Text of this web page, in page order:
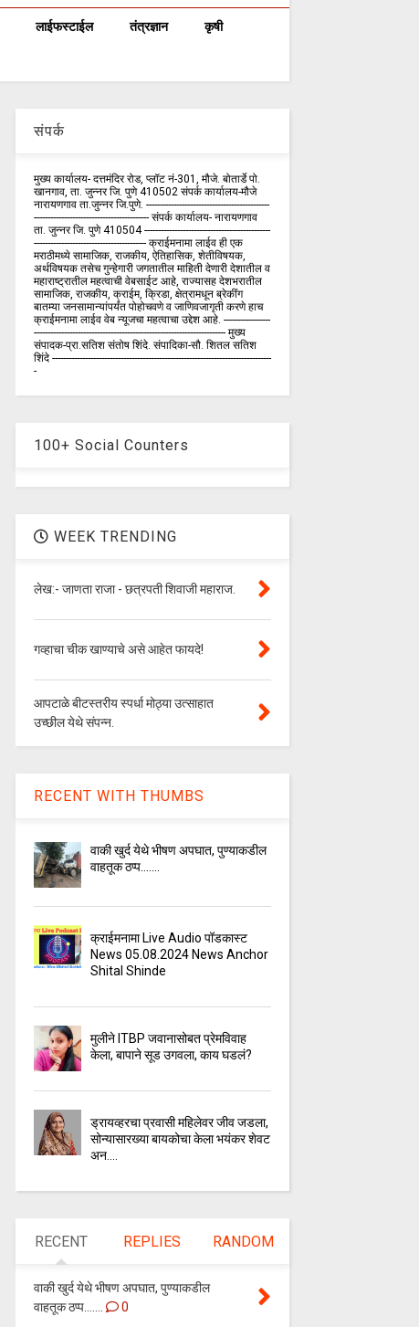
लाईफस्टाईल तंत्रज्ञान कृषी
संपर्क
मुख्य कार्यालय- दत्तमंदिर रोड, प्लॉट नं-301, मौजे. बोतार्डे पो.
खानगाव, ता. जुन्नर जि. पुणे 410502 संपर्क कार्य‍ालय-मौजे
नारायणगाव ता.जुन्नर जि.पुणे. ---------------------------------------------
------------------------------------------ संपर्क कार्यालय- नारायणगाव
ता. जुन्नर जि. पुणे 410504 ----------------------------------------------
----------------------------------------- क्राईमनामा लाईव ही एक
मराठीमध्ये सामाजिक, राजकीय, ऐतिहासिक, शेतीविषयक,
अर्थविषयक तसेच गुन्हेगारी जगतातील माहिती देणारी देशातील व
महाराष्ट्रातील महत्वाची वेबसाईट आहे, राज्यासह देशभरातील
सामाजिक, राजकीय, क्राईम, क्रिडा, क्षेत्रामधून ब्रेकींग
बातम्या जनसामान्यांपर्यंत पोहोचवणे व जाणिवजागृती करणे हाच
क्राईमनामा लाईव वेब न्यूजचा महत्वाचा उद्देश आहे. -----------------
---------------------------------------------------------------------- मुख्य
संपादक-प्रा.सतिश संतोष शिंदे. संपादिका-सौ. शितल सतिश
शिंदे --------------------------------------------------------------------------------
-
100+ Social Counters
WEEK TRENDING
लेख:- जाणता राजा - छत्रपती शिवाजी महाराज.
गव्हाचा चीक खाण्याचे असे आहेत फायदे!
आपटाळे बीटस्तरीय स्पर्धा मोठ्या उत्साहात
उच्छील येथे संपन्न.
RECENT WITH THUMBS
वाकी खुर्द येथे भीषण अपघात, पुण्याकडील
वाहतूक ठप्प.......
क्राईमनामा Live Audio पॉडकास्ट
News 05.08.2024 News Anchor
Shital Shinde
मुलीने ITBP जवानासोबत प्रेमविवाह
केला, बापाने सूड उगवला, काय घडलं?
ड्रायव्हरचा प्रवासी महिलेवर जीव जडला,
सोन्यासारख्या बायकोचा केला भयंकर शेवट
अन....
RECENT REPLIES RANDOM
वाकी खुर्द येथे भीषण अपघात, पुण्याकडील
वाहतूक ठप्प.......
0